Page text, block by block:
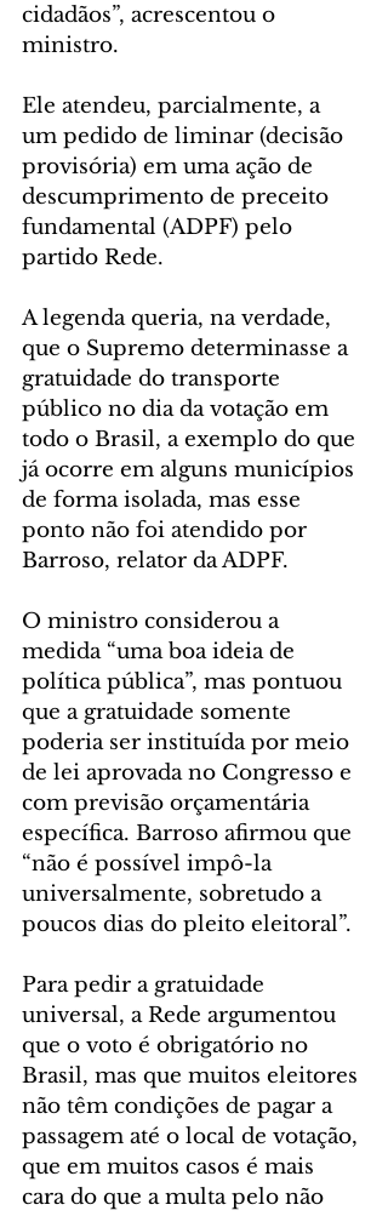
cidadãos”, acrescentou o
ministro.
Ele atendeu, parcialmente, a
um pedido de liminar (decisão
provisória) em uma ação de
descumprimento de preceito
fundamental (ADPF) pelo
partido Rede.
A legenda queria, na verdade,
que o Supremo determinasse a
gratuidade do transporte
público no dia da votação em
todo o Brasil, a exemplo do que
já ocorre em alguns municípios
de forma isolada, mas esse
ponto não foi atendido por
Barroso, relator da ADPF.
O ministro considerou a
medida “uma boa ideia de
política pública”, mas pontuou
que a gratuidade somente
poderia ser instituída por meio
de lei aprovada no Congresso e
com previsão orçamentária
específica. Barroso afirmou que
“não é possível impô-la
universalmente, sobretudo a
poucos dias do pleito eleitoral”.
Para pedir a gratuidade
universal, a Rede argumentou
que o voto é obrigatório no
Brasil, mas que muitos eleitores
não têm condições de pagar a
passagem até o local de votação,
que em muitos casos é mais
cara do que a multa pelo não